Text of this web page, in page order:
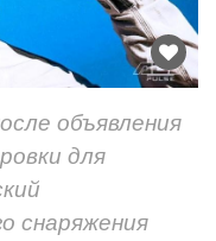
объявления
для
снаряжения